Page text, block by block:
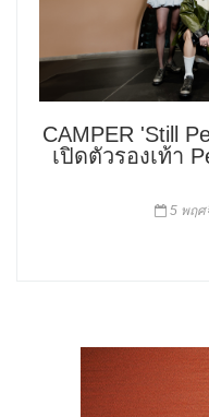
CAMPER 'Still
เปิดตัวรองเท้า
5 พฤศ